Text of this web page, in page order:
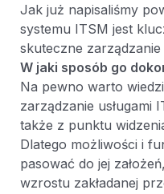
Jak już napisaliśmy
systemu ITSM jest
skuteczne zarządzanie
W jaki sposób go
Na pewno warto
zarządzanie usługami
także z punktu
Dlatego możliwości i
pasować do jej
wzrostu zakładanej